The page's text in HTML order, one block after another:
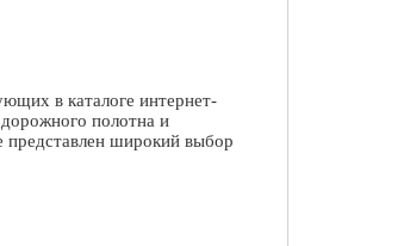
в каталоге интернет-
полотна и
представлен широкий выбор